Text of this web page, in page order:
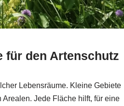
für den Artenschutz
Lebensräume. Kleine Gebiete
Jede Fläche hilft, für eine